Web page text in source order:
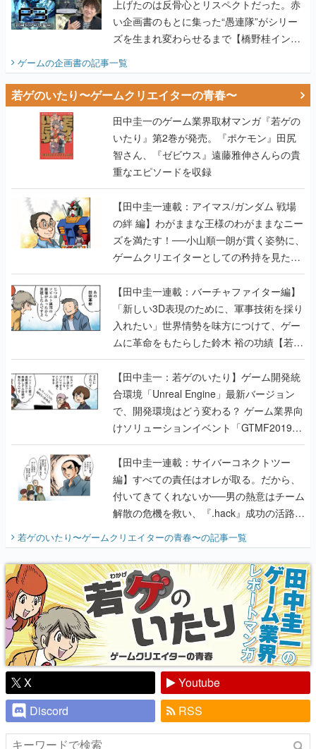
上げたのは反骨心とリスペクトだった。赤
い企画書のもとに集った“愚連隊”がシリー
ズを生まれ変わらせるまで【橋野桂インタ
ゲームの企画書の記事一覧
若ゲのいたり〜ゲームクリエイターの青春〜
田中圭一のゲーム業界取材マンガ『若ゲの
いたり』第2巻が発売。『ポケモン』田尻
智さん、『ゼビウス』遠藤雅伸さんらの貴
重なエピソードを収録
【田中圭一連載：アイマス/ガンダム 戦場
の絆 編】わがままな王様のわがままなニー
ズを満たす！──小山順一朗が貫く姿勢に、
ゲームクリエイターとしての矜持を見た
【若ゲのいたり最終回】
【田中圭一連載：バーチャファイター編】
「新しい3D表現のために、軍事技術を採り
入れたい」世界情勢を味方につけて、ゲー
ムに革命をもたらした鈴木 裕の功績【若ゲ
のいたり】
【田中圭一：若ゲのいたり】ゲーム開発統
合環境「Unreal Engine」最新バージョン
で、開発環境はどう変わる？ ゲーム業界向
けソリューションイベント「GTMF2019」
に行って、より理解を深めよう【PR】
【田中圭一連載：サイバーコネクトツー
編】すべての責任はオレが取る。だから、
付いてきてくれないか──男の熱意はチーム
解散の危機を救い、『.hack』成功の活路を
『少年ジャンプ』色だった【若ゲのいた
り】
若ゲのいたり〜ゲームクリエイターの青春〜の記事一覧
X
Youtube
Discord
RSS